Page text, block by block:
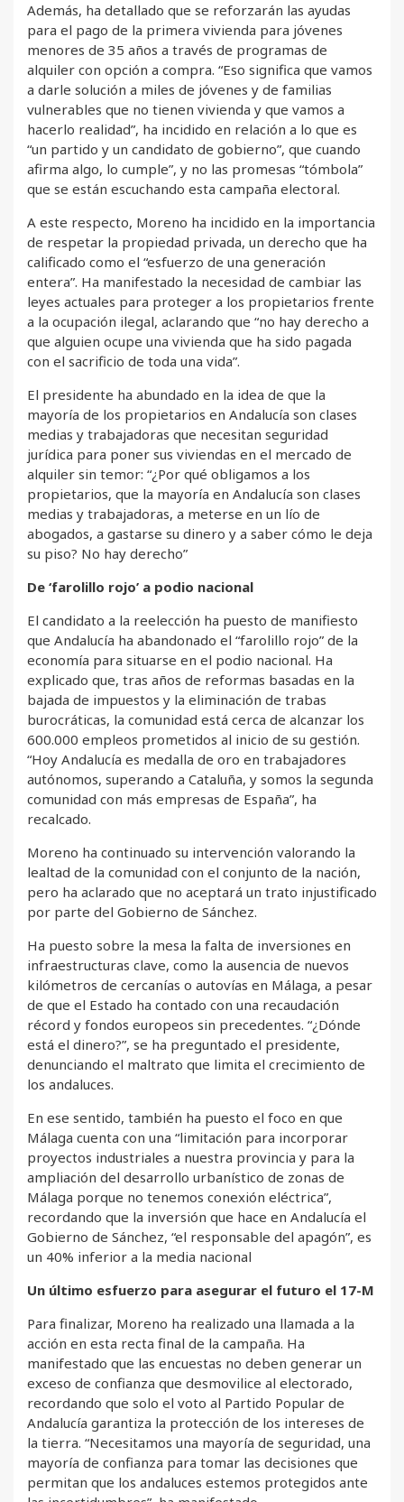
Además, ha detallado que se reforzarán las ayudas
para el pago de la primera vivienda para jóvenes
menores de 35 años a través de programas de
alquiler con opción a compra. “Eso significa que vamos
a darle solución a miles de jóvenes y de familias
vulnerables que no tienen vivienda y que vamos a
hacerlo realidad”, ha incidido en relación a lo que es
“un partido y un candidato de gobierno”, que cuando
afirma algo, lo cumple”, y no las promesas “tómbola”
que se están escuchando esta campaña electoral.
A este respecto, Moreno ha incidido en la importancia
de respetar la propiedad privada, un derecho que ha
calificado como el “esfuerzo de una generación
entera”. Ha manifestado la necesidad de cambiar las
leyes actuales para proteger a los propietarios frente
a la ocupación ilegal, aclarando que “no hay derecho a
que alguien ocupe una vivienda que ha sido pagada
con el sacrificio de toda una vida”.
El presidente ha abundado en la idea de que la
mayoría de los propietarios en Andalucía son clases
medias y trabajadoras que necesitan seguridad
jurídica para poner sus viviendas en el mercado de
alquiler sin temor: “¿Por qué obligamos a los
propietarios, que la mayoría en Andalucía son clases
medias y trabajadoras, a meterse en un lío de
abogados, a gastarse su dinero y a saber cómo le deja
su piso? No hay derecho”
De ‘farolillo rojo’ a podio nacional
El candidato a la reelección ha puesto de manifiesto
que Andalucía ha abandonado el “farolillo rojo” de la
economía para situarse en el podio nacional. Ha
explicado que, tras años de reformas basadas en la
bajada de impuestos y la eliminación de trabas
burocráticas, la comunidad está cerca de alcanzar los
600.000 empleos prometidos al inicio de su gestión.
“Hoy Andalucía es medalla de oro en trabajadores
autónomos, superando a Cataluña, y somos la segunda
comunidad con más empresas de España”, ha
recalcado.
Moreno ha continuado su intervención valorando la
lealtad de la comunidad con el conjunto de la nación,
pero ha aclarado que no aceptará un trato injustificado
por parte del Gobierno de Sánchez.
Ha puesto sobre la mesa la falta de inversiones en
infraestructuras clave, como la ausencia de nuevos
kilómetros de cercanías o autovías en Málaga, a pesar
de que el Estado ha contado con una recaudación
récord y fondos europeos sin precedentes. “¿Dónde
está el dinero?”, se ha preguntado el presidente,
denunciando el maltrato que limita el crecimiento de
los andaluces.
En ese sentido, también ha puesto el foco en que
Málaga cuenta con una “limitación para incorporar
proyectos industriales a nuestra provincia y para la
ampliación del desarrollo urbanístico de zonas de
Málaga porque no tenemos conexión eléctrica”,
recordando que la inversión que hace en Andalucía el
Gobierno de Sánchez, “el responsable del apagón”, es
un 40% inferior a la media nacional
Un último esfuerzo para asegurar el futuro el 17-M
Para finalizar, Moreno ha realizado una llamada a la
acción en esta recta final de la campaña. Ha
manifestado que las encuestas no deben generar un
exceso de confianza que desmovilice al electorado,
recordando que solo el voto al Partido Popular de
Andalucía garantiza la protección de los intereses de
la tierra. “Necesitamos una mayoría de seguridad, una
mayoría de confianza para tomar las decisiones que
permitan que los andaluces estemos protegidos ante